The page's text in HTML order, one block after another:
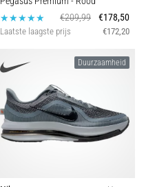
€209,99
€178,50
Laatste laagste prijs €172,20
Duurzaamheid